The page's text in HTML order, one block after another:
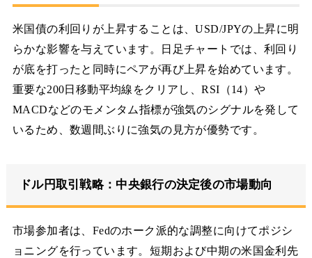
米国債の利回りが上昇することは、USD/JPYの上昇に明
らかな影響を与えています。日足チャートでは、利回り
が底を打ったと同時にペアが再び上昇を始めています。
重要な200日移動平均線をクリアし、RSI（14）や
MACDなどのモメンタム指標が強気のシグナルを発して
いるため、数週間ぶりに強気の見方が優勢です。
ドル円取引戦略：中央銀行の決定後の市場動向
市場参加者は、Fedのホーク派的な調整に向けてポジシ
ョニングを行っています。短期および中期の米国金利先